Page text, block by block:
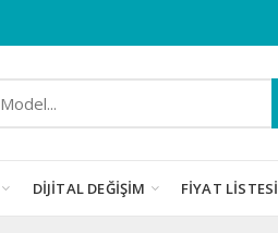
DIJITAL DEĞIŞIM FIYAT LISTESI